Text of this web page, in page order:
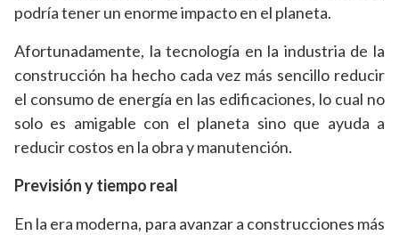
podría tener un enorme impacto en el planeta.
Afortunadamente, la tecnología en la industria de la
construcción ha hecho cada vez más sencillo reducir
el consumo de energía en las edificaciones, lo cual no
solo es amigable con el planeta sino que ayuda a
reducir costos en la obra y manutención.
Previsión y tiempo real
En la era moderna, para avanzar a construcciones más